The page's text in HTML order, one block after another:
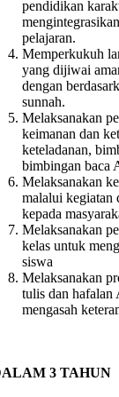
pendidikan
pelajaran.
Memperkukuh
yang dijiwai
dengan
sunnah.
Melaksanakan
keimanan dan
keteladanan,
bimbingan baca
Melaksanakan
malalui kegiatan
kepada
Melaksanakan
kelas untuk
siswa
Melaksanakan
tulis dan hafalan
mengasah
3 TAHUN